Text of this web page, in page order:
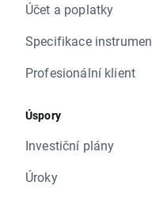
Účet a poplatky
Specifikace
Profesionální klient
Úspory
Investiční plány
Úroky